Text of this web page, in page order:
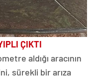
ÇIKTI
aldığı aracının
sürekli bir arıza